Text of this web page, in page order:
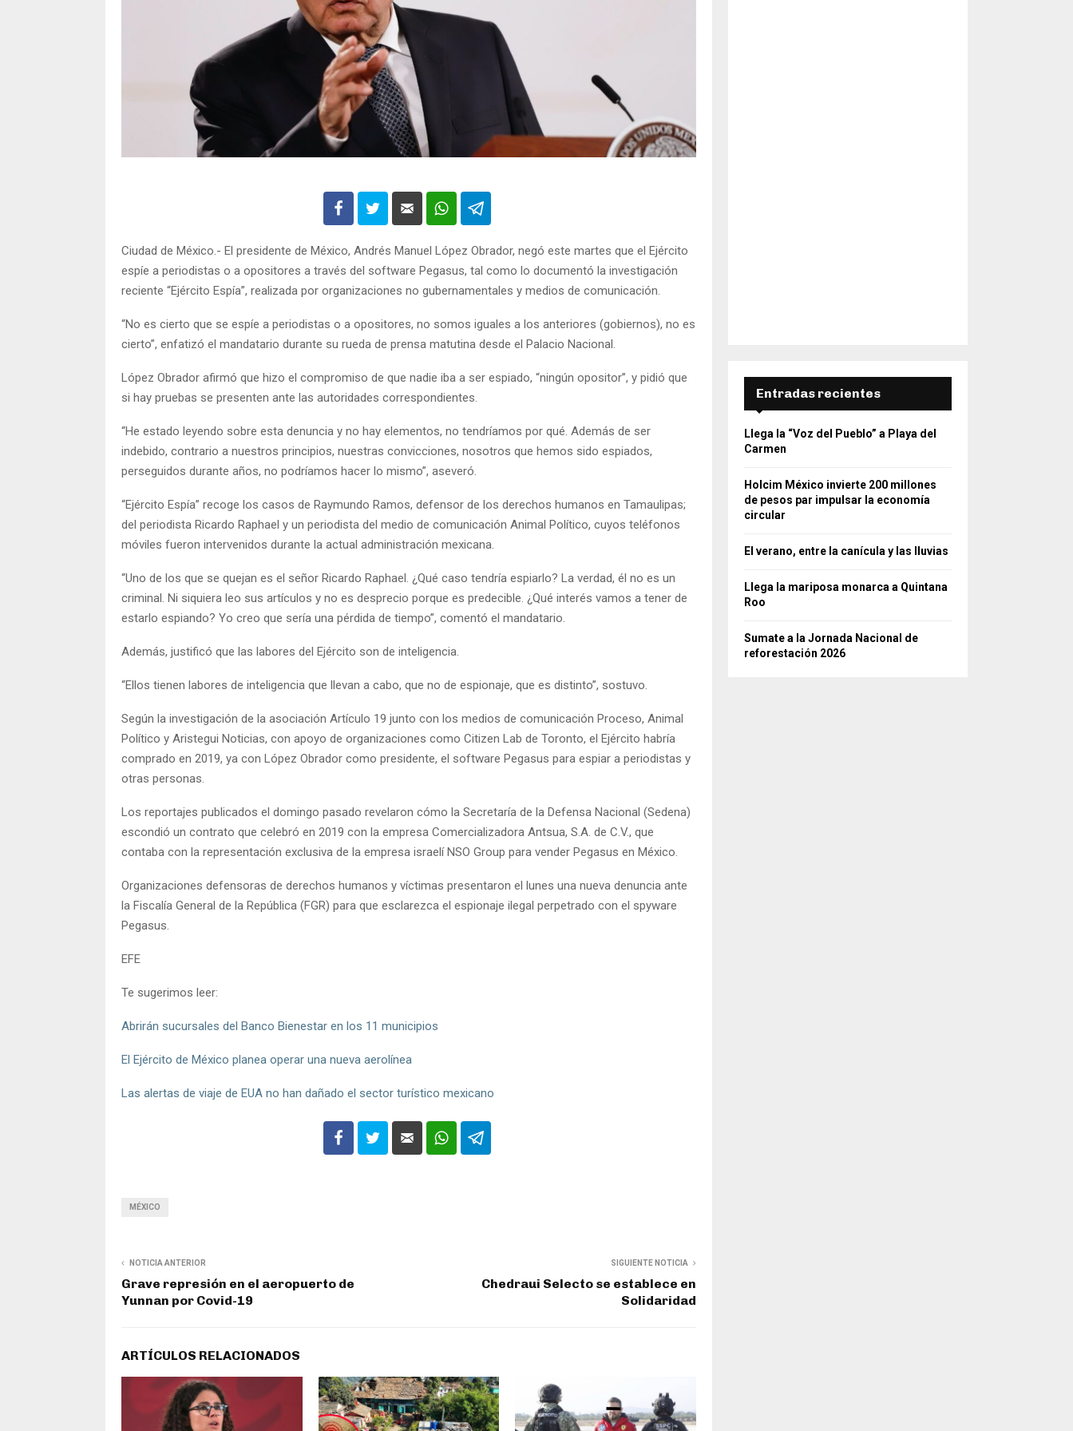
Ciudad de México.- El presidente de México, Andrés Manuel López Obrador, negó este martes que el Ejército
espíe a periodistas o a opositores a través del software Pegasus, tal como lo documentó la investigación
reciente “Ejército Espía”, realizada por organizaciones no gubernamentales y medios de comunicación.
“No es cierto que se espíe a periodistas o a opositores, no somos iguales a los anteriores (gobiernos), no es
cierto”, enfatizó el mandatario durante su rueda de prensa matutina desde el Palacio Nacional.
López Obrador afirmó que hizo el compromiso de que nadie iba a ser espiado, “ningún opositor”, y pidió que
si hay pruebas se presenten ante las autoridades correspondientes.
“He estado leyendo sobre esta denuncia y no hay elementos, no tendríamos por qué. Además de ser
indebido, contrario a nuestros principios, nuestras convicciones, nosotros que hemos sido espiados,
perseguidos durante años, no podríamos hacer lo mismo”, aseveró.
“Ejército Espía” recoge los casos de Raymundo Ramos, defensor de los derechos humanos en Tamaulipas;
del periodista Ricardo Raphael y un periodista del medio de comunicación Animal Político, cuyos teléfonos
móviles fueron intervenidos durante la actual administración mexicana.
“Uno de los que se quejan es el señor Ricardo Raphael. ¿Qué caso tendría espiarlo? La verdad, él no es un
criminal. Ni siquiera leo sus artículos y no es desprecio porque es predecible. ¿Qué interés vamos a tener de
estarlo espiando? Yo creo que sería una pérdida de tiempo”, comentó el mandatario.
Además, justificó que las labores del Ejército son de inteligencia.
“Ellos tienen labores de inteligencia que llevan a cabo, que no de espionaje, que es distinto”, sostuvo.
Según la investigación de la asociación Artículo 19 junto con los medios de comunicación Proceso, Animal
Político y Aristegui Noticias, con apoyo de organizaciones como Citizen Lab de Toronto, el Ejército habría
comprado en 2019, ya con López Obrador como presidente, el software Pegasus para espiar a periodistas y
otras personas.
Los reportajes publicados el domingo pasado revelaron cómo la Secretaría de la Defensa Nacional (Sedena)
escondió un contrato que celebró en 2019 con la empresa Comercializadora Antsua, S.A. de C.V., que
contaba con la representación exclusiva de la empresa israelí NSO Group para vender Pegasus en México.
Organizaciones defensoras de derechos humanos y víctimas presentaron el lunes una nueva denuncia ante
la Fiscalía General de la República (FGR) para que esclarezca el espionaje ilegal perpetrado con el spyware
Pegasus.
EFE
Te sugerimos leer:
Abrirán sucursales del Banco Bienestar en los 11 municipios
El Ejército de México planea operar una nueva aerolínea
Las alertas de viaje de EUA no han dañado el sector turístico mexicano
MÉXICO
NOTICIA ANTERIOR
Grave represión en el aeropuerto de
Yunnan por Covid-19
SIGUIENTE NOTICIA
Chedraui Selecto se establece en
Solidaridad
ARTÍCULOS RELACIONADOS
Entradas recientes
Llega la “Voz del Pueblo” a Playa del
Carmen
Holcim México invierte 200 millones
de pesos par impulsar la economía
circular
El verano, entre la canícula y las lluvias
Llega la mariposa monarca a Quintana
Roo
Sumate a la Jornada Nacional de
reforestación 2026